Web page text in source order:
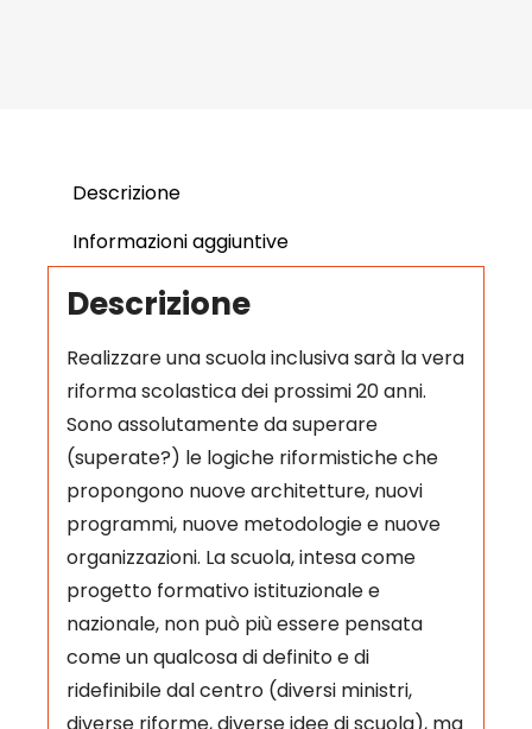
Descrizione
Informazioni aggiuntive
Descrizione
Realizzare una scuola inclusiva sarà la vera
riforma scolastica dei prossimi 20 anni.
Sono assolutamente da superare
(superate?) le logiche riformistiche che
propongono nuove architetture, nuovi
programmi, nuove metodologie e nuove
organizzazioni. La scuola, intesa come
progetto formativo istituzionale e
nazionale, non può più essere pensata
come un qualcosa di definito e di
ridefinibile dal centro (diversi ministri,